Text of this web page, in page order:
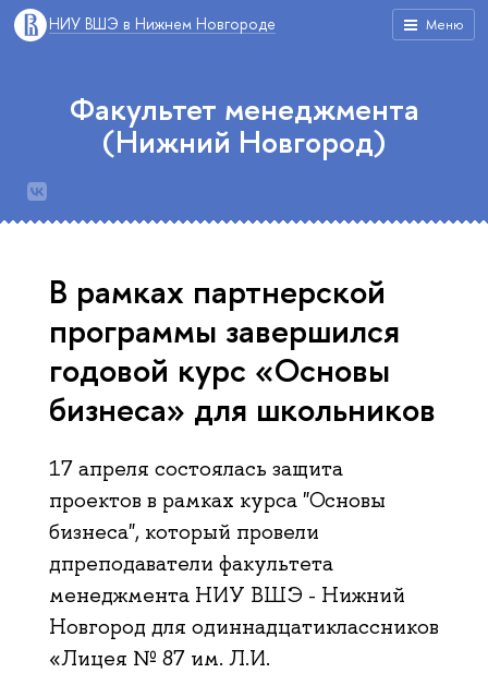
Меню
НИУ ВШЭ в Нижнем Новгороде
Факультет менеджмента
(Нижний Новгород)
В рамках партнерской
программы завершился
годовой курс «Основы
бизнеса» для школьников
17 апреля состоялась защита
проектов в рамках курса "Основы
бизнеса", который провели
дпреподаватели факультета
менеджмента НИУ ВШЭ - Нижний
Новгород для одиннадцатиклассников
«Лицея № 87 им. Л.И.